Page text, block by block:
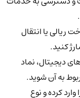
ریالی یا انتقال
کنید.
دیجیتال، نماد
به آن شوید.
کرده و نوع